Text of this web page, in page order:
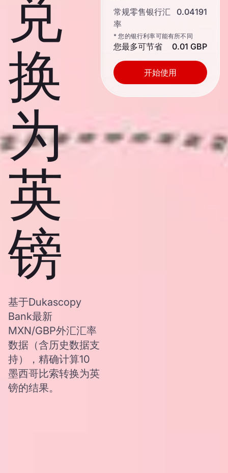
兑
换
为
英
镑
基于Dukascopy
Bank最新
MXN/GBP外汇汇率
数据（含历史数据支
持），精确计算10
墨西哥比索转换为英
镑的结果。
常规零售银行汇
率
0.04191
* 您的银行利率可能有所不同
您最多可节省 0.01 GBP
开始使用